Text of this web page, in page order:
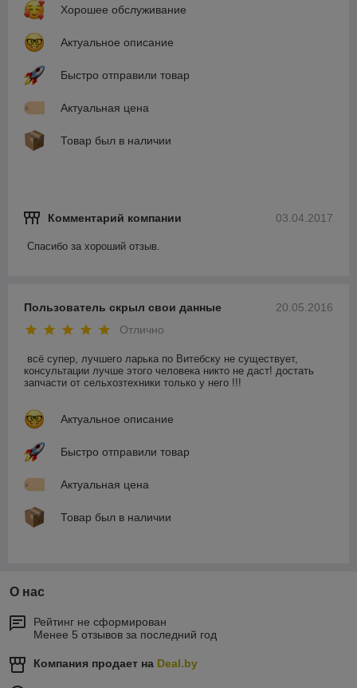
Хорошее обслуживание
Актуальное описание
Быстро отправили товар
Актуальная цена
Товар был в наличии
03.04.2017
Комментарий компании
Спасибо за хороший отзыв.
20.05.2016
Пользователь скрыл свои данные
Отлично
всё супер, лучшего ларька по Витебску не существует,
консультации лучше этого человека никто не даст! достать
запчасти от сельхозтехники только у него !!!
Актуальное описание
Быстро отправили товар
Актуальная цена
Товар был в наличии
О нас
Рейтинг не сформирован
Менее 5 отзывов за последний год
Компания продает на Deal.by